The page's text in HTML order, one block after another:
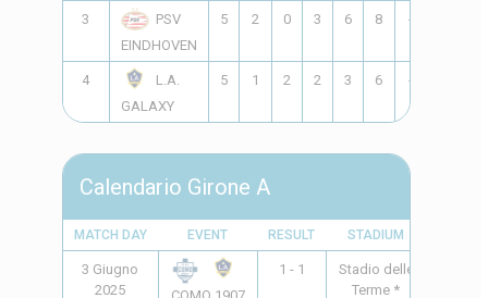
3
PSV
EINDHOVEN
5 2 0 3 6 8 -2
4
L.A.
GALAXY
5 1 2 2 3 6 -3
Calendario Girone A
MATCH DAY EVENT RESULT STADIUM
3 Giugno
2025
1 - 1
Stadio delle
Terme *